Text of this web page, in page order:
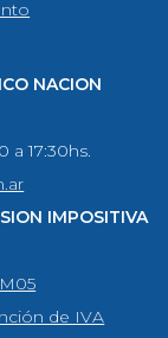
NACION
a 17:30hs.
IMPOSITIVA
de IVA